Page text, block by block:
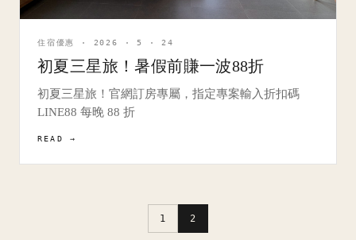
住宿優惠 · 2026 · 5 · 24
初夏三星旅！暑假前賺一波88折
初夏三星旅！官網訂房專屬，指定專案輸入折扣碼
LINE88 每晚 88 折
READ →
1 2